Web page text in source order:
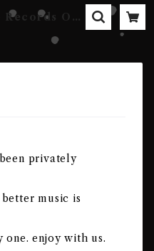
Records Onl
privately
music is
enjoy with us.